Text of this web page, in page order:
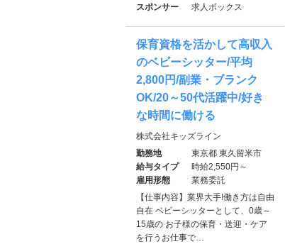
スポンサー
求人ボックス
保育資格を活かして高収入
のベビーシッター/平均
2,800円/副業・ブランク
OK/20～50代活躍中/好き
な時間に働ける
株式会社キッズライン
勤務地
東京都 東久留米市
給与タイプ
時給2,550円～
雇用形態
業務委託
【仕事内容】業界大手!働き方は自由
自在 ベビーシッターとして、0歳～
15歳の お子様の保育・送迎・ケア
を行うお仕事で…